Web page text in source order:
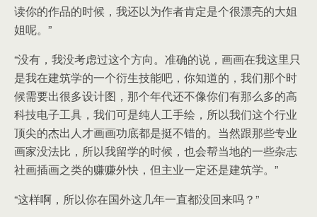
读你的作品的时候，我还以为作者肯定是个很漂亮的大姐
姐呢。”
“没有，我没考虑过这个方向。准确的说，画画在我这里只
是我在建筑学的一个衍生技能吧，你知道的，我们那个时
候需要出很多设计图，那个年代还不像你们有那么多的高
科技电子工具，我们可是纯人工手绘，所以我们这个行业
顶尖的杰出人才画画功底都是挺不错的。当然跟那些专业
画家没法比，所以我留学的时候，也会帮当地的一些杂志
社画插画之类的赚赚外快，但主业一定还是建筑学。”
“这样啊，所以你在国外这几年一直都没回来吗？”